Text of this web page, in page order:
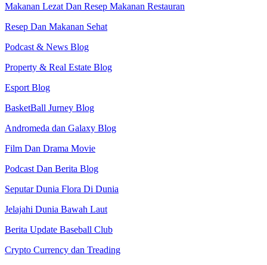
Makanan Lezat Dan Resep Makanan Restauran
Resep Dan Makanan Sehat
Podcast & News Blog
Property & Real Estate Blog
Esport Blog
BasketBall Jurney Blog
Andromeda dan Galaxy Blog
Film Dan Drama Movie
Podcast Dan Berita Blog
Seputar Dunia Flora Di Dunia
Jelajahi Dunia Bawah Laut
Berita Update Baseball Club
Crypto Currency dan Treading